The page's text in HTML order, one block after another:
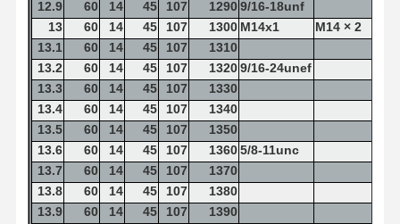
12.9
60 14 45 107 12909/16-18unf
13
60 14 45 107 1300 M14x1
M14 × 2
13.1
60 14 45 107
1310
13.2
60 14 45 107 13209/16-24unef
13.3
60 14 45 107
1330
13.4
60 14 45 107
1340
13.5
60 14 45 107
1350
13.6
60 14 45 107 13605/8-11unc
13.7
60 14 45 107
1370
13.8
60 14 45 107
1380
13.9
60 14 45 107
1390